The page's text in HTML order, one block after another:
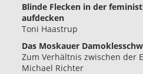
Blinde Flecken in der
aufdecken
Toni Haastrup
Das Moskauer
Zum Verhältnis zwischen der
Michael Richter